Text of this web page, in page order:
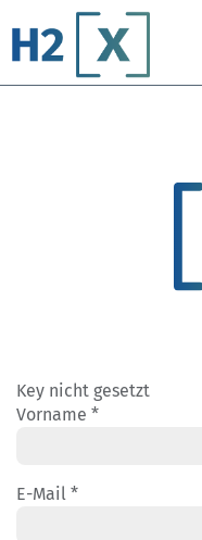
Key nicht gesetzt
Vorname *
E-Mail *